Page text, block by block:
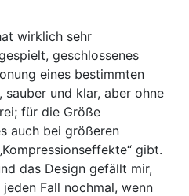
wirklich sehr
geschlossenes
eines bestimmten
sauber und klar, aber ohne
für die Größe
auch bei größeren
gibt.
das Design gefällt mir,
Fall nochmal, wenn